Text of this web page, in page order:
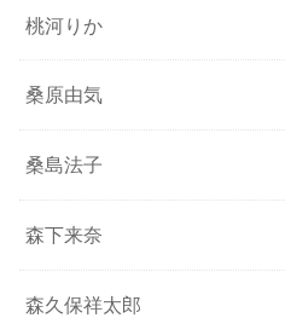
桃河りか
桑原由気
桑島法子
森下来奈
森久保祥太郎